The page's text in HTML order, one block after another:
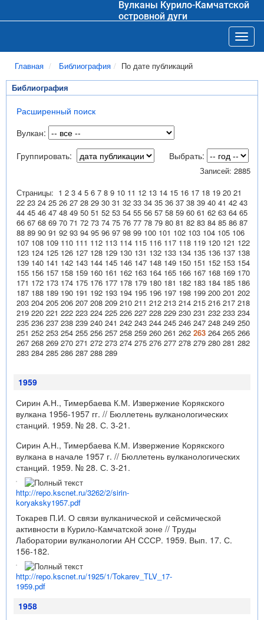
Вулканы Курило-Камчатской
островной дуги
Главная Библиография По дате публикаций
Библиография
Расширенный поиск
Вулкан:
Группировать:
Выбрать:
Записей: 2885
Страницы: 1 2 3 4 5 6 7 8 9 10 11 12 13 14 15 16 17 18 19 20 21
22 23 24 25 26 27 28 29 30 31 32 33 34 35 36 37 38 39 40 41 42 43
44 45 46 47 48 49 50 51 52 53 54 55 56 57 58 59 60 61 62 63 64 65
66 67 68 69 70 71 72 73 74 75 76 77 78 79 80 81 82 83 84 85 86 87
88 89 90 91 92 93 94 95 96 97 98 99 100 101 102 103 104 105 106
107 108 109 110 111 112 113 114 115 116 117 118 119 120 121 122
123 124 125 126 127 128 129 130 131 132 133 134 135 136 137 138
139 140 141 142 143 144 145 146 147 148 149 150 151 152 153 154
155 156 157 158 159 160 161 162 163 164 165 166 167 168 169 170
171 172 173 174 175 176 177 178 179 180 181 182 183 184 185 186
187 188 189 190 191 192 193 194 195 196 197 198 199 200 201 202
203 204 205 206 207 208 209 210 211 212 213 214 215 216 217 218
219 220 221 222 223 224 225 226 227 228 229 230 231 232 233 234
235 236 237 238 239 240 241 242 243 244 245 246 247 248 249 250
251 252 253 254 255 256 257 258 259 260 261 262 263 264 265 266
267 268 269 270 271 272 273 274 275 276 277 278 279 280 281 282
283 284 285 286 287 288 289
1959
Сирин А.Н., Тимербаева К.М. Извержение Корякского
вулкана 1956-1957 гг. // Бюллетень вулканологических
станций. 1959. № 28. С. 3-21.
Сирин А.Н., Тимербаева К.М. Извержение Корякского
вулкана в начале 1957 г. // Бюллетень вулканологических
станций. 1959. № 28. С. 3-21.
http://repo.kscnet.ru/3262/2/sirin-
koryaksky1957.pdf
Токарев П.И. О связи вулканической и сейсмической
активности в Курило-Камчатской зоне // Труды
Лаборатории вулканологии АН СССР. 1959. Вып. 17. С.
156-182.
http://repo.kscnet.ru/1925/1/Tokarev_TLV_17-
1959.pdf
1958